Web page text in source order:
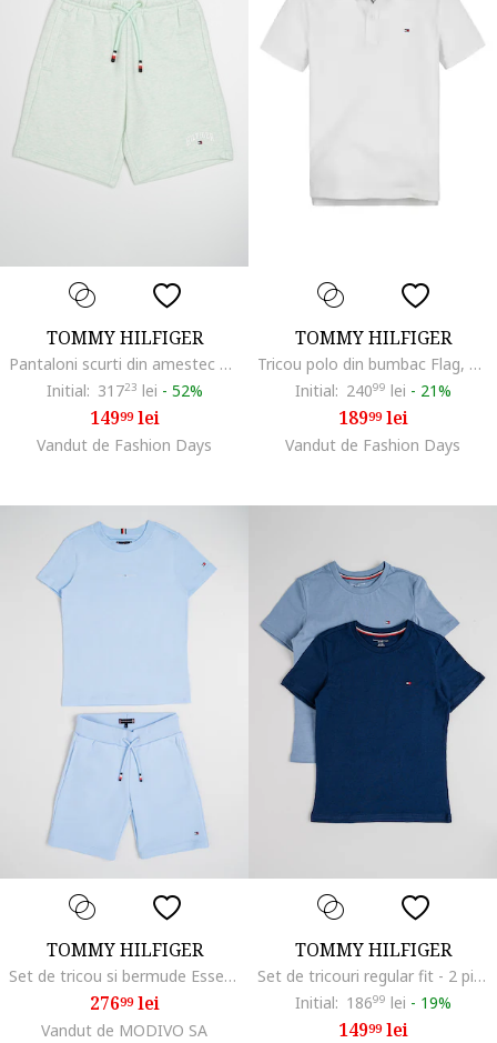
TOMMY HILFIGER
Pantaloni scurti din amestec de bumbac cu talie ajustabila, Verde pal
Initial: 31723 lei - 52%
14999lei
Vandut de Fashion Days
TOMMY HILFIGER
Tricou polo din bumbac Flag, Alb
Initial: 24099 lei - 21%
18999lei
Vandut de Fashion Days
TOMMY HILFIGER
Set de tricou si bermude Essential, Albastru pastel
27699lei
Vandut de MODIVO SA
TOMMY HILFIGER
Set de tricouri regular fit - 2 piese, Albastru
Initial: 18699 lei - 19%
14999lei